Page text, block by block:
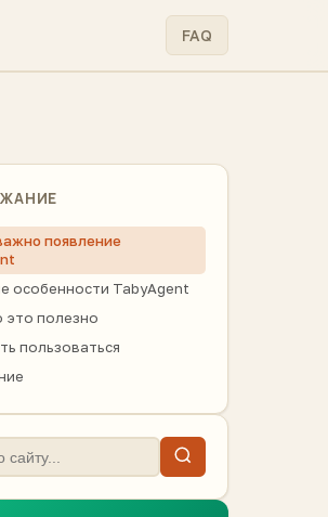
FAQ
появление
особенности TabyAgent
это полезно
пользоваться